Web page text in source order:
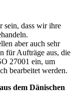
sein, dass wir ihre
aber auch sehr
für Aufträge aus, die
27001 ein, um
bearbeitet werden.
dem Dänischen